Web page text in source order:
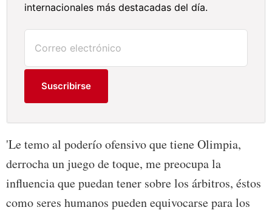
internacionales más destacadas del día.
Suscribirse
'Le temo al poderío ofensivo que tiene Olimpia,
derrocha un juego de toque, me preocupa la
influencia que puedan tener sobre los árbitros, éstos
como seres humanos pueden equivocarse para los